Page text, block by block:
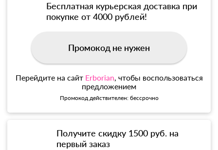
Бесплатная курьерская доставка при
покупке от 4000 рублей!
Промокод не нужен
Перейдите на сайт Erborian, чтобы воспользоваться
предложением
Промокод действителен: бессрочно
Получите скидку 1500 руб. на
первый заказ